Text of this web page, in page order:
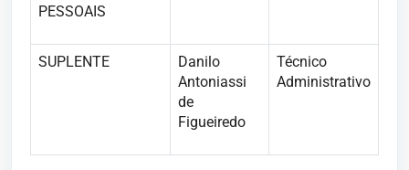
PESSOAIS
SUPLENTE
Danilo
Antoniassi
de
Figueiredo
Técnico
Administrativo